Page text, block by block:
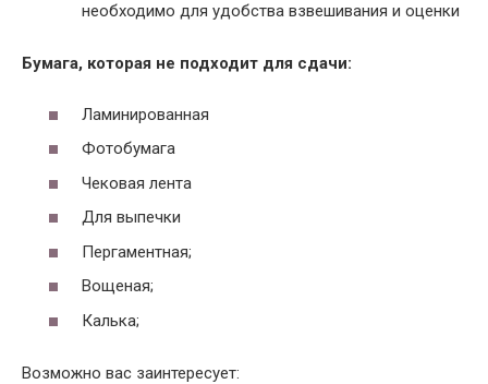
необходимо для удобства взвешивания и оценки
Бумага, которая не подходит для сдачи:
Ламинированная
Фотобумага
Чековая лента
Для выпечки
Пергаментная;
Вощеная;
Калька;
Возможно вас заинтересует: